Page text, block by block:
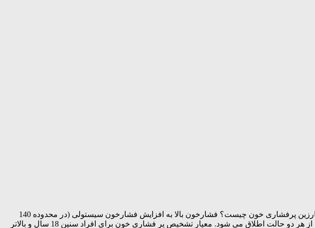
به قلم: مریم محمدی پور- کارشناس مسوول واحد بهبود تغذیه جامعه شبکه بهداشت و درمان شهرستان قیروکارزین پرفشاری خون چیست؟ فشارخون بالا به افزایش فشارخون سیستولی (در محدوده 140
میلیمتر جیوه به بالاتر یا مساوی) و فشارخون دیاستولی (در محدوه 90 میلیمتر جیوه به بالاتر یا مساوی) و یا یکی از هر دو حالت اطلاق می شود. معیار تشخیص پر فشاری خون برای افراد سنین 18 سال و بالاتر